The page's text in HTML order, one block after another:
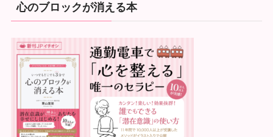
心のブロックが消える本